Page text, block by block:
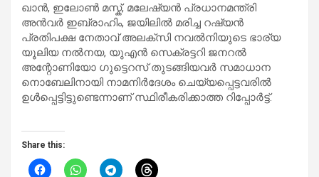
ഖാൻ, ഇലോൺ മസ്ക്, മലേഷ്യൻ പ്രധാനമന്ത്രി
അൻവർ ഇബ്രാഹിം, ജയിലിൽ മരിച്ച റഷ്യൻ
പ്രതിപക്ഷ നേതാവ് അലക്സി നവൽനിയുടെ ഭാര്യ
യൂലിയ നൽനയ, യുഎൻ സെക്രട്ടറി ജനറൽ
അന്റോണിയോ ഗുട്ടെറസ് തുടങ്ങിയവർ സമാധാന
നൊബേലിനായി നാമനിർദേശം ചെയ്യപ്പെട്ടവരിൽ
ഉൾപ്പെട്ടിട്ടുണ്ടെന്നാണ് സ്ഥിരീകരിക്കാത്ത റിപ്പോർട്ട്.
Share this: